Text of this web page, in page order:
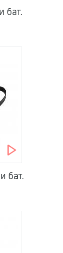
бат.
бат.